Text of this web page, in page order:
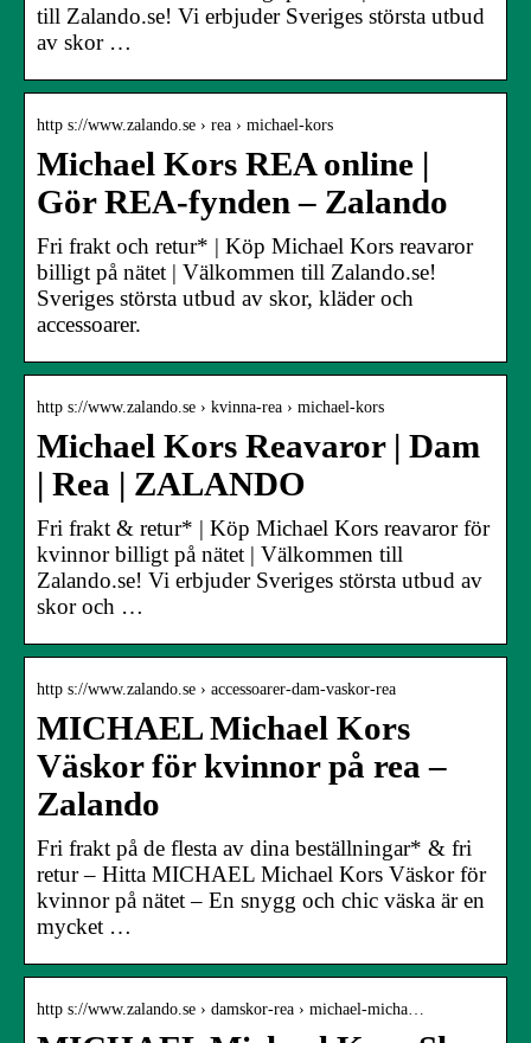
till Zalando.se! Vi erbjuder Sveriges största utbud
av skor …
http s://www.zalando.se › rea › michael-kors
Michael Kors REA online |
Gör REA-fynden – Zalando
Fri frakt och retur* | Köp Michael Kors reavaror
billigt på nätet | Välkommen till Zalando.se!
Sveriges största utbud av skor, kläder och
accessoarer.
http s://www.zalando.se › kvinna-rea › michael-kors
Michael Kors Reavaror | Dam
| Rea | ZALANDO
Fri frakt & retur* | Köp Michael Kors reavaror för
kvinnor billigt på nätet | Välkommen till
Zalando.se! Vi erbjuder Sveriges största utbud av
skor och …
http s://www.zalando.se › accessoarer-dam-vaskor-rea
MICHAEL Michael Kors
Väskor för kvinnor på rea –
Zalando
Fri frakt på de flesta av dina beställningar* & fri
retur – Hitta MICHAEL Michael Kors Väskor för
kvinnor på nätet – En snygg och chic väska är en
mycket …
http s://www.zalando.se › damskor-rea › michael-micha…